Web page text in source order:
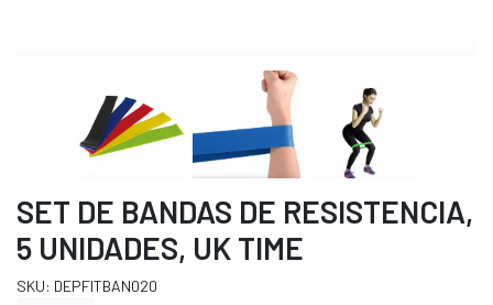
SET DE BANDAS DE RESISTENCIA,
5 UNIDADES, UK TIME
SKU: DEPFITBAN020